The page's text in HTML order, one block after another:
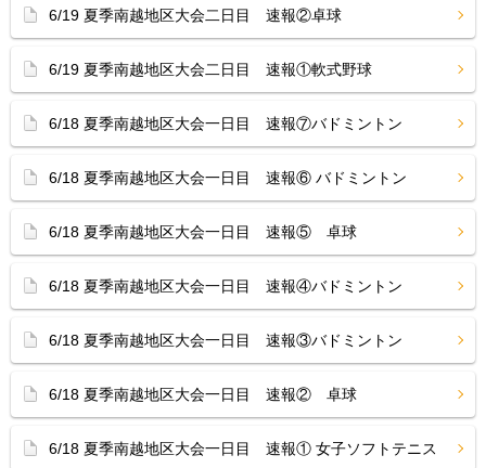
6/19 夏季南越地区大会二日目 速報②卓球
6/19 夏季南越地区大会二日目 速報①軟式野球
6/18 夏季南越地区大会一日目 速報⑦バドミントン
6/18 夏季南越地区大会一日目 速報⑥ バドミントン
6/18 夏季南越地区大会一日目 速報⑤ 卓球
6/18 夏季南越地区大会一日目 速報④バドミントン
6/18 夏季南越地区大会一日目 速報③バドミントン
6/18 夏季南越地区大会一日目 速報② 卓球
6/18 夏季南越地区大会一日目 速報① 女子ソフトテニス